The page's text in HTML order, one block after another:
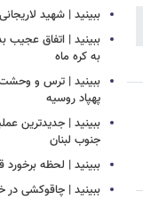
ببینید | شهید
به کره ماه
ببینید | ترس و
پهپاد روسیه
ببینید | جدیدترین
جنوب لبنان
ببینید | لحظه برخورد
ببینید | چاقوکشی در